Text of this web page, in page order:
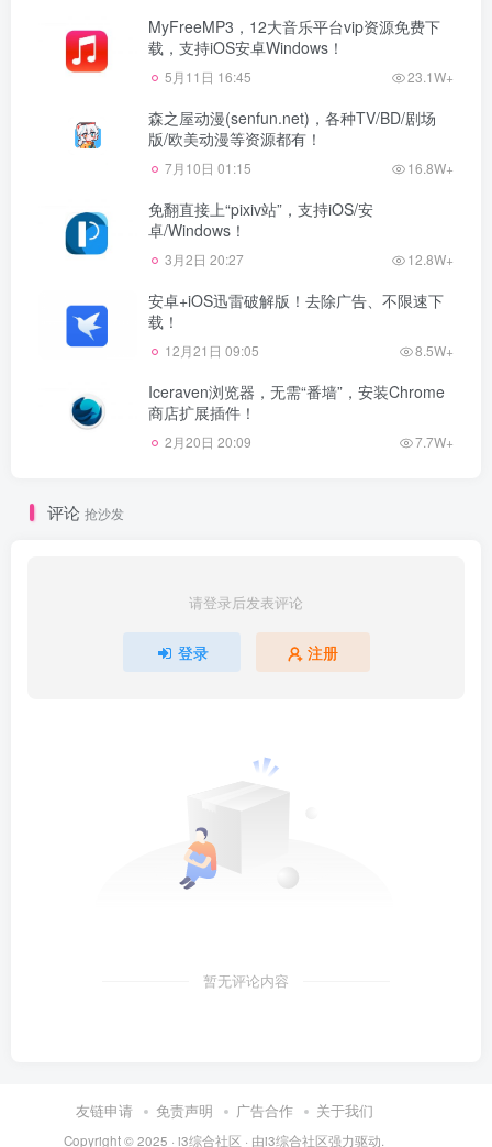
MyFreeMP3，12大音乐平台vip资源免费下
载，支持iOS安卓Windows！
5月11日 16:45 23.1W+
森之屋动漫(senfun.net)，各种TV/BD/剧场
版/欧美动漫等资源都有！
7月10日 01:15 16.8W+
免翻直接上“pixiv站”，支持iOS/安
卓/Windows！
3月2日 20:27 12.8W+
安卓+iOS迅雷破解版！去除广告、不限速下
载！
12月21日 09:05 8.5W+
Iceraven浏览器，无需“番墙”，安装Chrome
商店扩展插件！
2月20日 20:09 7.7W+
评论 抢沙发
请登录后发表评论
登录 注册
暂无评论内容
友链申请 免责声明 广告合作 关于我们
Copyright © 2025 · i3综合社区 · 由i3综合社区强力驱动.